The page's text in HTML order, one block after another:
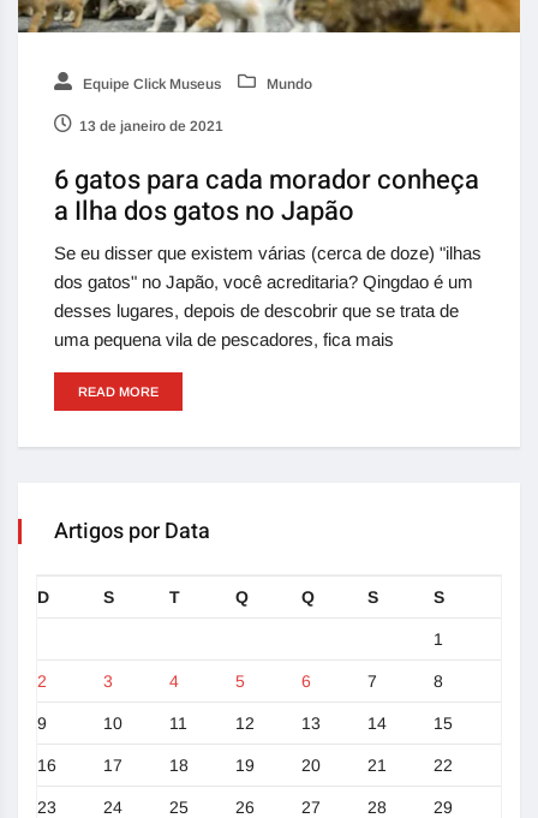
Equipe Click Museus Mundo
13 de janeiro de 2021
6 gatos para cada morador conheça
a Ilha dos gatos no Japão
Se eu disser que existem várias (cerca de doze) "ilhas
dos gatos" no Japão, você acreditaria? Qingdao é um
desses lugares, depois de descobrir que se trata de
uma pequena vila de pescadores, fica mais
READ MORE
Artigos por Data
D S T Q Q S S
1
2 3 4 5 6 7 8
9 10 11 12 13 14 15
16 17 18 19 20 21 22
23 24 25 26 27 28 29